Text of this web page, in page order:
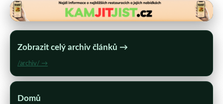
Zobrazit celý archiv článků →
/archiv/ →
Domů